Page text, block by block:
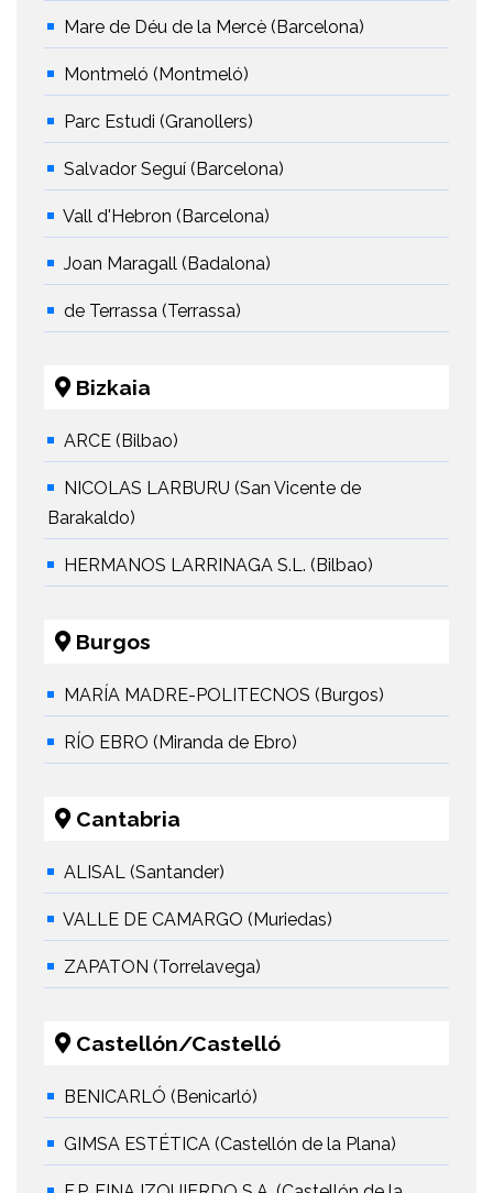
Mare de Déu de la Mercè (Barcelona)
Montmeló (Montmeló)
Parc Estudi (Granollers)
Salvador Seguí (Barcelona)
Vall d'Hebron (Barcelona)
Joan Maragall (Badalona)
de Terrassa (Terrassa)
Bizkaia
ARCE (Bilbao)
NICOLAS LARBURU (San Vicente de
Barakaldo)
HERMANOS LARRINAGA S.L. (Bilbao)
Burgos
MARÍA MADRE-POLITECNOS (Burgos)
RÍO EBRO (Miranda de Ebro)
Cantabria
ALISAL (Santander)
VALLE DE CAMARGO (Muriedas)
ZAPATON (Torrelavega)
Castellón/Castelló
BENICARLÓ (Benicarló)
GIMSA ESTÉTICA (Castellón de la Plana)